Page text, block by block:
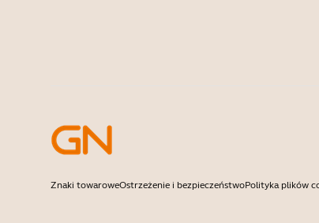
Znaki towaroweOstrzeżenie i bezpieczeństwoPolityka plików